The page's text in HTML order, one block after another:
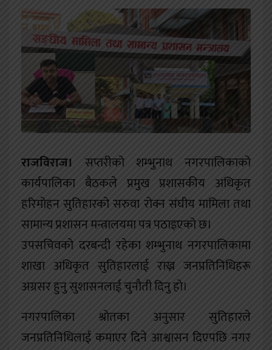
राजविराज। सप्तरीको शम्भुनाथ नगरपालिकाको
कार्यपालिका बैठकले प्रमुख प्रशासकीय अधिकृत
हरिमोहन सुतिहारको सरुवा रोक्न संघीय मामिला तथा
सामान्य प्रशासन मन्त्रालयमा पत्र पठाइएको छ।
उपसचिवको दरबन्दी रहेका शम्भुनाथ नगरपालिकामा
शाखा अधिकृत सुतिहारलाई राख्न जनप्रतिनिधिहरू
अग्रसर हुनु सुशासनलाई चुनाैती दिनु हो।
नगरपालिका श्रोतका अनुसार सुतिहारले
जनप्रतिनिधिलाई कमाएर दिने आश्वासन दिएपछि नगर